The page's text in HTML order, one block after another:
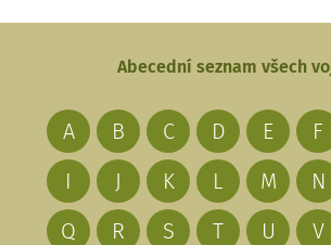
Abecední seznam všech
A B C D E F
I
J K L M N
Q
R S T U V